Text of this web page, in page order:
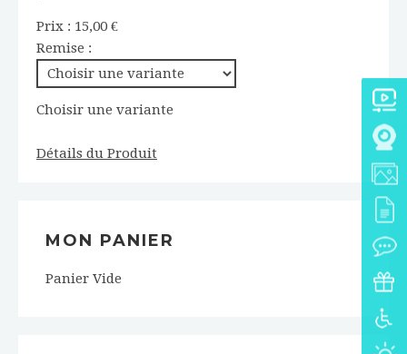
Prix : 15,00 €
Remise :
Choisir une variante
Détails du Produit
MON PANIER
Panier Vide